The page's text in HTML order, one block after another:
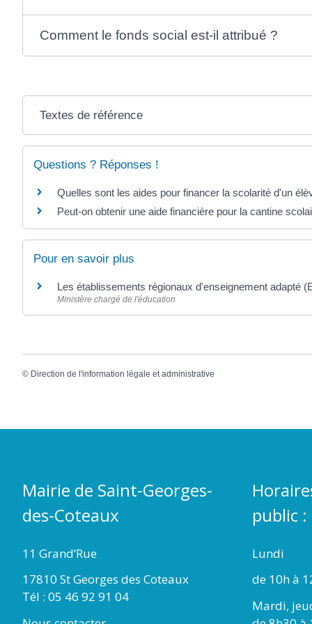
Comment le fonds social est-il attribué ?
Textes de référence
Questions ? Réponses !
Quelles sont les aides pour financer la scolarité d'un
Peut-on obtenir une aide financière pour la cantine
Pour en savoir plus
Les établissements régionaux d'enseignement adapté
Ministère chargé de l'éducation
© Direction de l'information légale et administrative
Mairie de Saint-Georges-
des-Coteaux
11 Grand’Rue
17810 St Georges des Coteaux
Tél : 05 46 92 91 04
public :
Lundi
de 10h à
Mardi,